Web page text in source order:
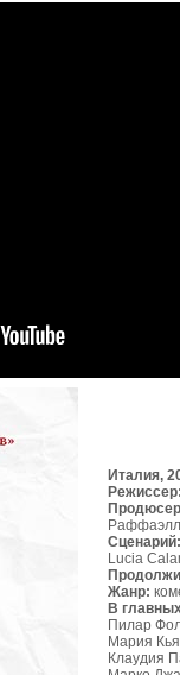
Италия,
Lucia
Жанр:
В
Пилар
Мария
Клаудия